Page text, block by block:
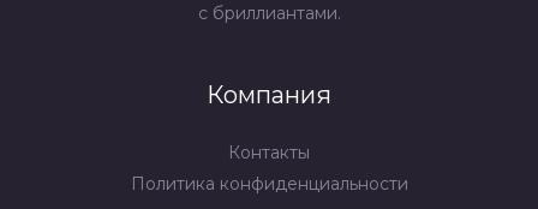
с бриллиантами.
Компания
Контакты
Политика конфиденциальности